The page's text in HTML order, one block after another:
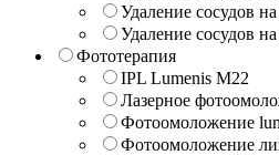
Удаление сосудов
Удаление сосудов
Фототерапия
IPL Lumenis M22
Лазерное
Фотоомоложение
Фотоомоложение